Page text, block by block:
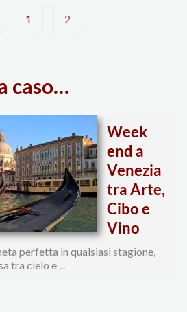
1 2
caso…
Week
end a
Venezia
tra Arte,
Cibo e
Vino
perfetta in qualsiasi stagione,
tra cielo e ...